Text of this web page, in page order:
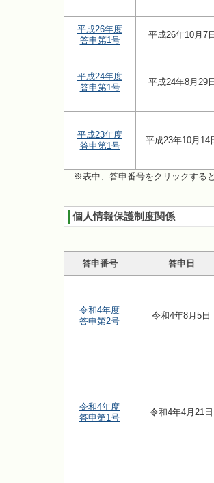
平成26年度
答申第1号
平成26年10月7
平成24年度
答申第1号
平成24年8月29
平成23年度
答申第1号
平成23年10月14
※表中、答申番号をクリックする
個人情報保護制度関係
答申番号 答申日
令和4年度
答申第2号
令和4年8月5日
令和4年度
答申第1号
令和4年4月21日